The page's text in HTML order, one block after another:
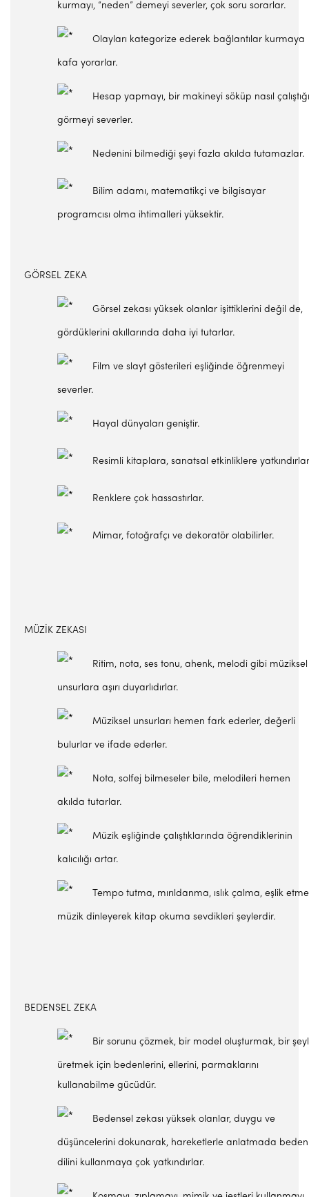
kurmayı, “neden” demeyi severler, çok soru sorarlar.
Olayları kategorize ederek bağlantılar kurmaya
kafa yorarlar.
Hesap yapmayı, bir makineyi söküp nasıl
görmeyi severler.
Nedenini bilmediği şeyi fazla akılda tutamazlar.
Bilim adamı, matematikçi ve bilgisayar
programcısı olma ihtimalleri yüksektir.
GÖRSEL ZEKA
Görsel zekası yüksek olanlar işittiklerini değil de,
gördüklerini akıllarında daha iyi tutarlar.
Film ve slayt gösterileri eşliğinde öğrenmeyi
severler.
Hayal dünyaları geniştir.
Resimli kitaplara, sanatsal etkinliklere
Renklere çok hassastırlar.
Mimar, fotoğrafçı ve dekoratör olabilirler.
MÜZİK ZEKASI
Ritim, nota, ses tonu, ahenk, melodi gibi müziksel
unsurlara aşırı duyarlıdırlar.
Müziksel unsurları hemen fark ederler, değerli
bulurlar ve ifade ederler.
Nota, solfej bilmeseler bile, melodileri hemen
akılda tutarlar.
Müzik eşliğinde çalıştıklarında öğrendiklerinin
kalıcılığı artar.
Tempo tutma, mırıldanma, ıslık çalma, eşlik
müzik dinleyerek kitap okuma sevdikleri şeylerdir.
BEDENSEL ZEKA
Bir sorunu çözmek, bir model oluşturmak, bir
üretmek için bedenlerini, ellerini, parmaklarını
kullanabilme gücüdür.
Bedensel zekası yüksek olanlar, duygu ve
düşüncelerini dokunarak, hareketlerle anlatmada beden
dilini kullanmaya çok yatkındırlar.